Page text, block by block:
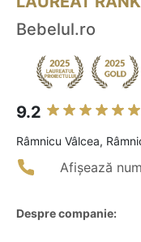
Bebelul.ro
9.2
Râmnicu Vâlcea,
Afișează
Despre companie: